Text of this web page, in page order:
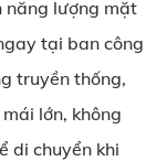
năng lượng mặt
tại ban công
truyền thống,
lớn, không
di chuyển khi